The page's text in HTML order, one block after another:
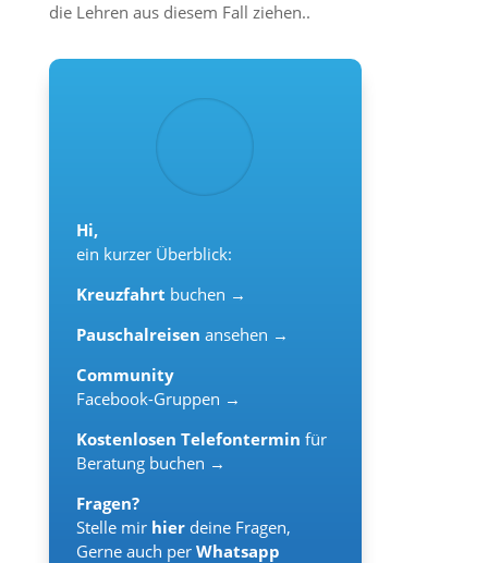
die Lehren aus diesem Fall ziehen..
Hi,
ein kurzer Überblick:
Kreuzfahrt buchen →
Pauschalreisen ansehen →
Community
Facebook-Gruppen →
Kostenlosen Telefontermin für
Beratung buchen →
Fragen?
Stelle mir hier deine Fragen,
Gerne auch per Whatsapp